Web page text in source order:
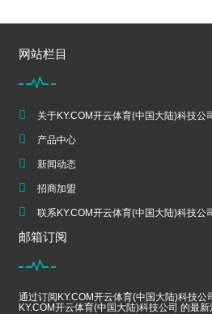
网站栏目
关于KY.COM开云体育(中国大陆)科技公
产品中心
新闻动态
招商加盟
联系KY.COM开云体育(中国大陆)科技公
邮箱订阅
通过订阅KY.COM开云体育(中国大陆)科技公
KY.COM开云体育(中国大陆)科技公司 的最